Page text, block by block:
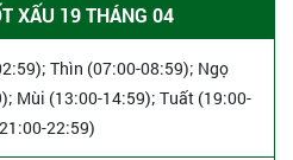
XẤU 19 THÁNG 04
Thìn (07:00-08:59); Ngọ
Mùi (13:00-14:59); Tuất (19:00-
22:59)